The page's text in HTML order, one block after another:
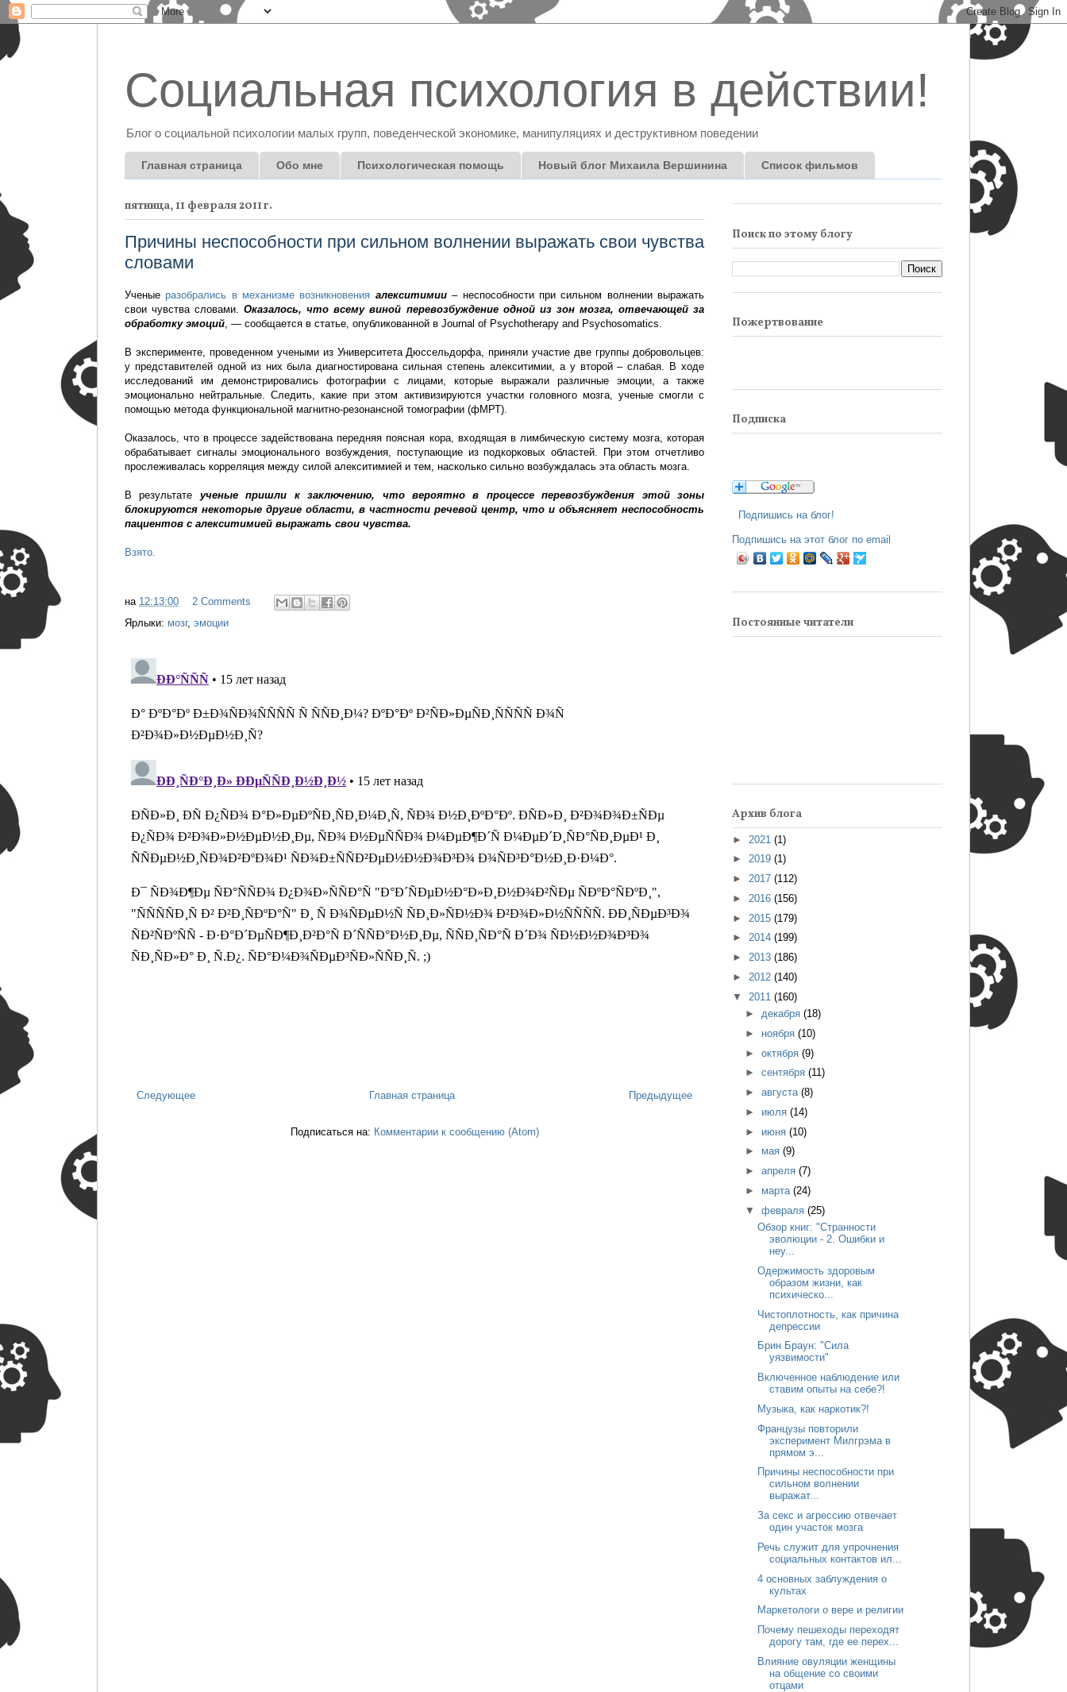
Социальная психология в действии!
Блог о социальной психологии малых групп, поведенческой экономике, манипуляциях и деструктивном поведении
Главная страница Обо мне Психологическая помощь Новый блог Михаила Вершинина Список фильмов
пятница, 11 февраля 2011 г.
Причины неспособности при сильном волнении выражать свои чувства
словами
Ученыеразобрались в механизме возникновения алекситимии– неспособности при сильном волнении выражать
свои чувства словами.Оказалось, что всему виной перевозбуждение одной из зон мозга, отвечающей за
обработку эмоций, — сообщается в статье, опубликованной в Journal of Psychotherapy and Psychosomatics.
В эксперименте, проведенном учеными из Университета Дюссельдорфа, приняли участие две группы добровольцев:
у представителей одной из них была диагностирована сильная степень алекситимии, а у второй – слабая. В ходе
исследований им демонстрировались фотографии с лицами, которые выражали различные эмоции, а также
эмоционально нейтральные. Следить, какие при этом активизируются участки головного мозга, ученые смогли с
помощью метода функциональной магнитно-резонансной томографии (фМРТ).
Оказалось, что в процессе задействована передняя поясная кора, входящая в лимбическую систему мозга, которая
обрабатывает сигналы эмоционального возбуждения, поступающие из подкорковых областей. При этом отчетливо
прослеживалась корреляция между силой алекситимией и тем, насколько сильно возбуждалась эта область мозга.
В результате ученые пришли к заключению, что вероятно в процессе перевозбуждения этой зоны
блокируются некоторые другие области, в частности речевой центр, что и объясняет неспособность
пациентов с алекситимией выражать свои чувства.
Взято.
на 12:13:00
2 Comments
Ярлыки: мозг, эмоции
Следующее Предыдущее
Главная страница
Подписаться на: Комментарии к сообщению (Atom)
Поиск по этому блогу
Пожертвование
Подписка
Подпишись на блог!
Подпишись на этот блог по email
Постоянные читатели
Архив блога
► 2021 (1)
► 2019 (1)
► 2017 (112)
► 2016 (156)
► 2015 (179)
► 2014 (199)
► 2013 (186)
► 2012 (140)
▼ 2011 (160)
► декабря (18)
► ноября (10)
► октября (9)
► сентября (11)
► августа (8)
► июля (14)
► июня (10)
► мая (9)
► апреля (7)
► марта (24)
▼ февраля (25)
Обзор книг: "Странности
эволюции - 2. Ошибки и
неу...
Одержимость здоровым
образом жизни, как
психическо...
Чистоплотность, как причина
депрессии
Брин Браун: "Сила
уязвимости"
Включенное наблюдение или
ставим опыты на себе?!
Музыка, как наркотик?!
Французы повторили
эксперимент Милгрэма в
прямом э...
Причины неспособности при
сильном волнении
выражат...
За секс и агрессию отвечает
один участок мозга
Речь служит для упрочнения
социальных контактов ил...
4 основных заблуждения о
культах
Маркетологи о вере и религии
Почему пешеходы переходят
дорогу там, где ее перех...
Влияние овуляции женщины
на общение со своими
отцами